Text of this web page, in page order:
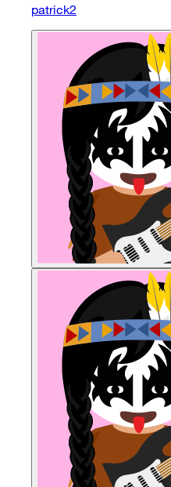
patrick2